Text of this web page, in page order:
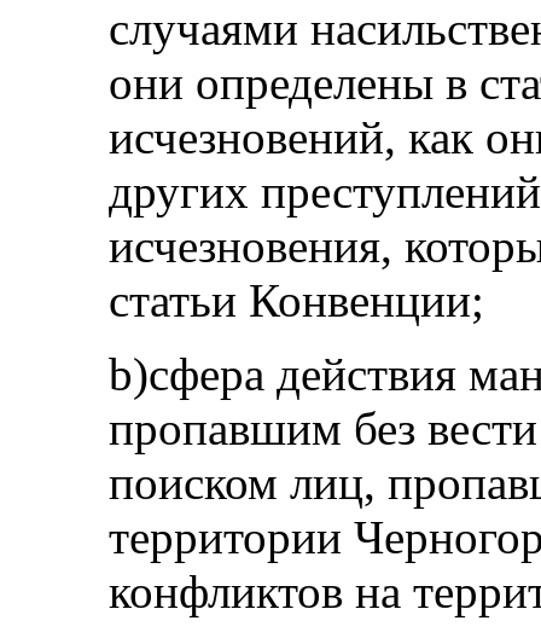
случаями
они определены в
исчезновений, как
других
исчезновения,
статьи Конвенции;
b)сфера действия
пропавшим без
поиском лиц,
территории
конфликтов на